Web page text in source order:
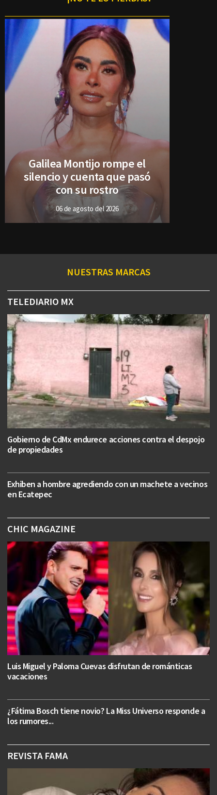
Galilea Montijo rompe el
silencio y cuenta que pasó
con su rostro
06 de agosto del 2026
NUESTRAS MARCAS
TELEDIARIO MX
Gobierno de CdMx endurece acciones contra el despojo
de propiedades
Exhiben a hombre agrediendo con un machete a vecinos
en Ecatepec
CHIC MAGAZINE
Luis Miguel y Paloma Cuevas disfrutan de románticas
vacaciones
¿Fátima Bosch tiene novio? La Miss Universo responde a
los rumores...
REVISTA FAMA